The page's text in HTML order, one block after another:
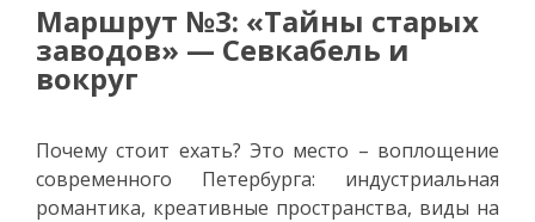
Маршрут №3: «Тайны старых
заводов» — Севкабель и
вокруг
Почему стоит ехать? Это место – воплощение
современного Петербурга: индустриальная
романтика, креативные пространства, виды на